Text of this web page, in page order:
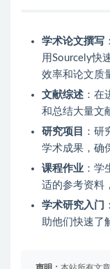
学术论文撰写
用Sourcely快
效率和论文质
文献综述 ：
和总结大量文
研究项目
：研
学术成果，确
课程作业 ：学
适的参考资料
学术研究入门
助他们快速了
声明： 本站所有文